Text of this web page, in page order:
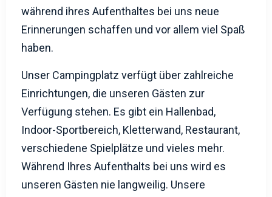
während ihres Aufenthaltes bei uns neue
Erinnerungen schaffen und vor allem viel Spaß
haben.
Unser Campingplatz verfügt über zahlreiche
Einrichtungen, die unseren Gästen zur
Verfügung stehen. Es gibt ein Hallenbad,
Indoor-Sportbereich, Kletterwand, Restaurant,
verschiedene Spielplätze und vieles mehr.
Während Ihres Aufenthalts bei uns wird es
unseren Gästen nie langweilig. Unsere